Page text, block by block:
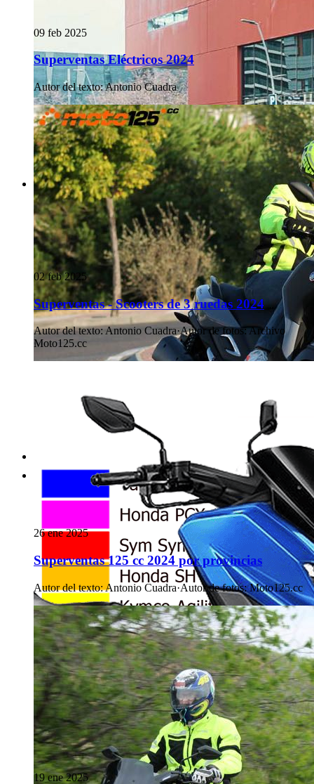
09 feb 2025
Superventas Eléctricos 2024
Autor del texto:Antonio Cuadra
02 feb 2025
Superventas - Scooters de 3 ruedas 2024
Autor del texto:Antonio Cuadra·Autor de fotos:Archivo
Moto125.cc
26 ene 2025
Superventas 125 cc 2024 por provincias
Autor del texto:Antonio Cuadra·Autor de fotos: Moto125.cc
19 ene 2025